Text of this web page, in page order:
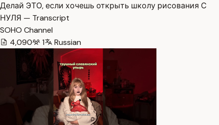
Делай ЭТО, если хочешь открыть школу рисования С
НУЛЯ — Transcript
SOHO Channel
4,090
1 Russian